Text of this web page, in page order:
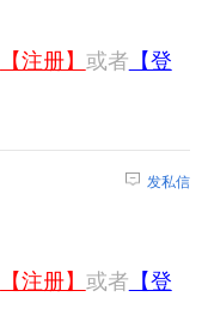
【注册】 或者 【登
发私信
【注册】 或者 【登